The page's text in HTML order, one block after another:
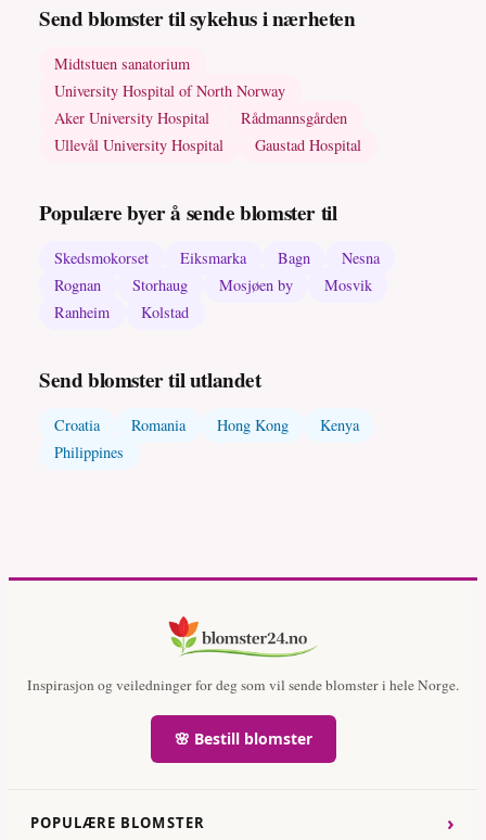
Send blomster til sykehus i nærheten
Midtstuen sanatorium
University Hospital of North Norway
Aker University Hospital
Rådmannsgården
Ullevål University Hospital
Gaustad Hospital
Populære byer å sende blomster til
Skedsmokorset Eiksmarka Bagn
Nesna
Rognan
Storhaug Mosjøen by
Mosvik
Ranheim
Kolstad
Send blomster til utlandet
Croatia Romania Hong Kong
Kenya
Philippines
Inspirasjon og veiledninger for deg som vil sende blomster i hele Norge.
🌸 Bestill blomster
POPULÆRE BLOMSTER ›